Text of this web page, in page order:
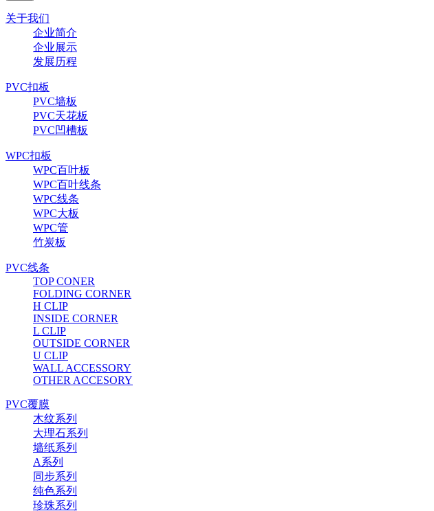
关于我们
企业简介
企业展示
发展历程
PVC扣板
PVC墙板
PVC天花板
PVC凹槽板
WPC扣板
WPC百叶板
WPC百叶线条
WPC线条
WPC大板
WPC管
竹炭板
PVC线条
TOP CONER
FOLDING CORNER
H CLIP
INSIDE CORNER
L CLIP
OUTSIDE CORNER
U CLIP
WALL ACCESSORY
OTHER ACCESORY
PVC覆膜
木纹系列
大理石系列
墙纸系列
A系列
同步系列
纯色系列
珍珠系列